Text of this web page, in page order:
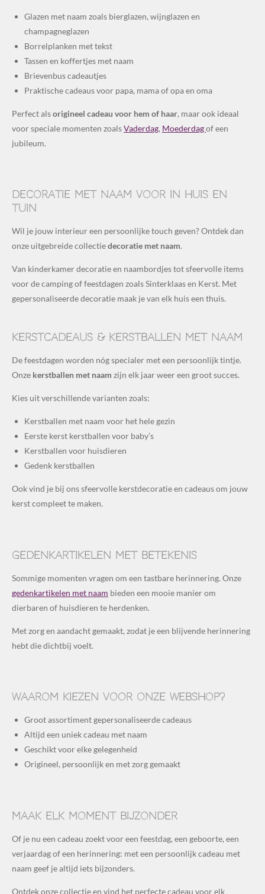
Glazen met naam zoals bierglazen, wijnglazen en
champagneglazen
Borrelplanken met tekst
Tassen en koffertjes met naam
Brievenbus cadeautjes
Praktische cadeaus voor papa, mama of opa en oma
Perfect alsorigineel cadeau voor hem of haar, maar ook ideaal
voor speciale momenten zoalsVaderdag, Moederdagof een
jubileum.
Decoratie met naam voor in huis en
tuin
Wil je jouw interieur een persoonlijke touch geven? Ontdek dan
onze uitgebreide collectiedecoratie met naam.
Van kinderkamer decoratie en naambordjes tot sfeervolle items
voor de camping of feestdagen zoals Sinterklaas en Kerst. Met
gepersonaliseerde decoratie maak je van elk huis een thuis.
Kerstcadeaus & kerstballen met naam
De feestdagen worden nóg specialer met een persoonlijk tintje.
Onze kerstballen met naam zijn elk jaar weer een groot succes.
Kies uit verschillende varianten zoals:
Kerstballen met naam voor het hele gezin
Eerste kerst kerstballen voor baby’s
Kerstballen voor huisdieren
Gedenk kerstballen
Ook vind je bij ons sfeervolle kerstdecoratie en cadeaus om jouw
kerst compleet te maken.
Gedenkartikelen met betekenis
Sommige momenten vragen om een tastbare herinnering. Onze
gedenkartikelen met naam bieden een mooie manier om
dierbaren of huisdieren te herdenken.
Met zorg en aandacht gemaakt, zodat je een blijvende herinnering
hebt die dichtbij voelt.
Waarom kiezen voor onze webshop?
Groot assortiment gepersonaliseerde cadeaus
Altijd een uniek cadeau met naam
Geschikt voor elke gelegenheid
Origineel, persoonlijk en met zorg gemaakt
Maak elk moment bijzonder
Of je nu een cadeau zoekt voor een feestdag, een geboorte, een
verjaardag of een herinnering: met een persoonlijk cadeau met
naam geef je altijd iets bijzonders.
Ontdek onze collectie en vind het perfecte cadeau voor elk